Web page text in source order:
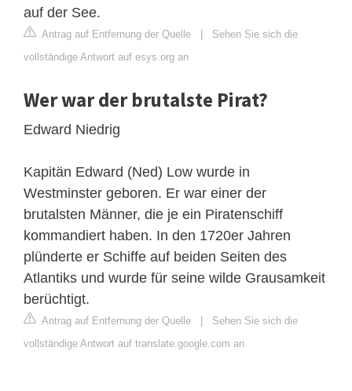
auf der See.
Antrag auf Entfernung der Quelle | Sehen Sie sich die
vollständige Antwort auf esys.org an
Wer war der brutalste Pirat?
Edward Niedrig
Kapitän Edward (Ned) Low wurde in
Westminster geboren. Er war einer der
brutalsten Männer, die je ein Piratenschiff
kommandiert haben. In den 1720er Jahren
plünderte er Schiffe auf beiden Seiten des
Atlantiks und wurde für seine wilde Grausamkeit
berüchtigt.
Antrag auf Entfernung der Quelle | Sehen Sie sich die
vollständige Antwort auf translate.google.com an